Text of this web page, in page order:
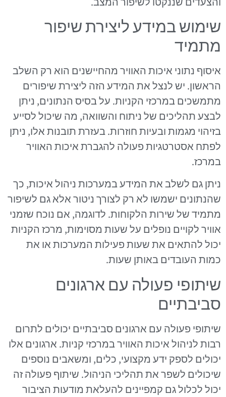
שימוש במידע ליצירת שיפור
מתמיד
איסוף נתוני איכות האוויר מהחיישנים הוא רק השלב
הראשון. יש לנצל את המידע הזה ליצירת שיפורים
מתמשכים במרכזי הקניות. על בסיס הנתונים, ניתן
לבצע תהליכים של ניתוח והשוואה, מה שיכול לסייע
בזיהוי מגמות ובעיות חוזרות. בעזרת תובנות אלו, ניתן
לפתח אסטרטגיות פעולה להגברת איכות האוויר
במרכז.
ניתן גם לשלב את המידע במערכות ניהול איכות, כך
שהנתונים ישמשו לא רק לצורך ניטור אלא גם לשיפור
מתמיד של שירות הלקוחות. לדוגמה, אם נוכח שזמני
אוויר לקויים נופלים על שעות מסוימות, מרכז הקניות
יכול להתאים את שעות פעילות המערכות או את
כמות העובדים באותן שעות.
שיתופי פעולה עם ארגונים
סביבתיים
שיתופי פעולה עם ארגונים סביבתיים יכולים לתרום
רבות לניהול איכות האוויר במרכזי קניות. ארגונים אלו
יכולים לספק ידע מקצועי, כלים, ומשאבים נוספים
שיכולים לשפר את תהליכי הניהול. שיתוף פעולה זה
יכול לכלול גם קמפיינים להעלאת מודעות הציבור